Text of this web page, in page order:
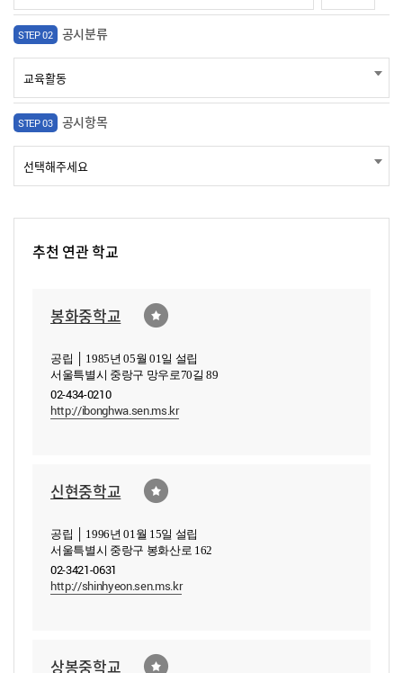
STEP 02 공시분류
STEP 03 공시항목
추천 연관 학교
봉화중학교
공립 │ 1985년 05월 01일 설립
서울특별시 중랑구 망우로70길 89
02-434-0210
http://ibonghwa.sen.ms.kr
신현중학교
공립 │ 1996년 01월 15일 설립
서울특별시 중랑구 봉화산로 162
02-3421-0631
http://shinhyeon.sen.ms.kr
상봉중학교